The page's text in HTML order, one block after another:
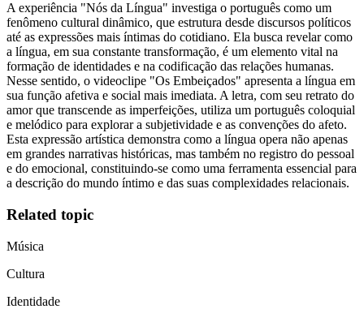
A experiência "Nós da Língua" investiga o português como um
fenômeno cultural dinâmico, que estrutura desde discursos políticos
até as expressões mais íntimas do cotidiano. Ela busca revelar como
a língua, em sua constante transformação, é um elemento vital na
formação de identidades e na codificação das relações humanas.
Nesse sentido, o videoclipe "Os Embeiçados" apresenta a língua em
sua função afetiva e social mais imediata. A letra, com seu retrato do
amor que transcende as imperfeições, utiliza um português coloquial
e melódico para explorar a subjetividade e as convenções do afeto.
Esta expressão artística demonstra como a língua opera não apenas
em grandes narrativas históricas, mas também no registro do pessoal
e do emocional, constituindo-se como uma ferramenta essencial para
a descrição do mundo íntimo e das suas complexidades relacionais.
Related topic
Música
Cultura
Identidade